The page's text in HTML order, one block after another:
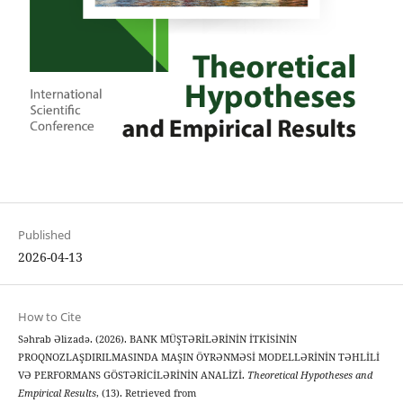
Published
2026-04-13
How to Cite
Səhrab Əlizadə. (2026). BANK MÜŞTƏRİLƏRİNİN İTKİSİNİN
PROQNOZLAŞDIRILMASINDA MAŞIN ÖYRƏNMƏSİ MODELLƏRİNİN TƏHLİLİ
VƏ PERFORMANS GÖSTƏRİCİLƏRİNİN ANALİZİ. Theoretical Hypotheses and
Empirical Results, (13). Retrieved from